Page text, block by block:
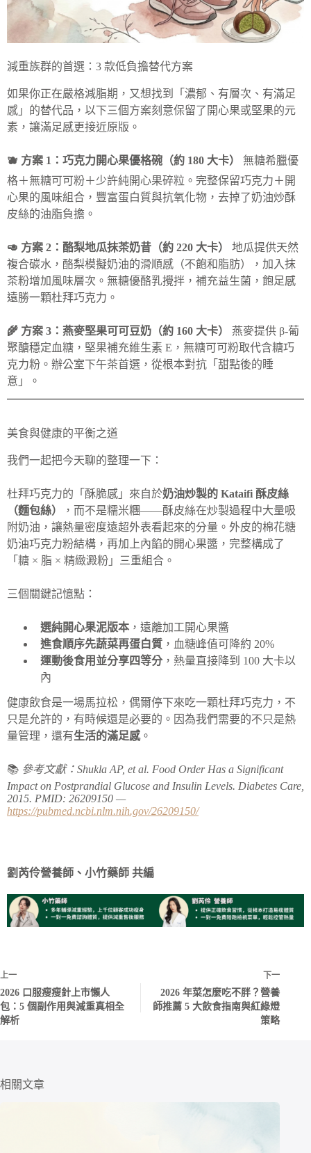
減重族群的首選：3 款低負擔替代方案
如果你正在嚴格減脂期，又想找到「濃郁、有層次、有滿足
感」的替代品，以下三個方案刻意保留了開心果或堅果的元
素，讓滿足感更接近原版。
🫐 方案 1：巧克力開心果優格碗（約 180 大卡）
無糖希臘優
格＋無糖可可粉＋少許純開心果碎粒。完整保留巧克力＋開
心果的風味組合，豐富蛋白質與抗氧化物，去掉了奶油炒酥
皮絲的油脂負擔。
🥑 方案 2：酪梨地瓜抹茶奶昔（約 220 大卡）
地瓜提供天然
複合碳水，酪梨模擬奶油的滑順感（不飽和脂肪），加入抹
茶粉增加風味層次。無糖優酪乳攪拌，補充益生菌，飽足感
遠勝一顆杜拜巧克力。
🌾 方案 3：燕麥堅果可可豆奶（約 160 大卡）
燕麥提供 β-葡
聚醣穩定血糖，堅果補充維生素 E，無糖可可粉取代含糖巧
克力粉。辦公室下午茶首選，從根本對抗「甜點後的睡
意」。
美食與健康的平衡之道
我們一起把今天聊的整理一下：
杜拜巧克力的「酥脆感」來自於奶油炒製的 Kataifi 酥皮絲
（麵包絲）
，而不是糯米糰——酥皮絲在炒製過程中大量吸
附奶油，讓熱量密度遠超外表看起來的分量。外皮的棉花糖
奶油巧克力粉結構，再加上內餡的開心果醬，完整構成了
「糖 × 脂 × 精緻澱粉」三重組合。
三個關鍵記憶點：
選純開心果泥版本 ，遠離加工開心果醬
進食順序先蔬菜再蛋白質 ，血糖峰值可降約 20%
運動後食用並分享四等分，熱量直接降到 100 大卡以
內
健康飲食是一場馬拉松，偶爾停下來吃一顆杜拜巧克力，不
只是允許的，有時候還是必要的。因為我們需要的不只是熱
量管理，還有生活的滿足感。
📚 參考文獻：Shukla AP, et al. Food Order Has a Significant
Impact on Postprandial Glucose and Insulin Levels. Diabetes Care,
2015. PMID: 26209150 —
https://pubmed.ncbi.nlm.nih.gov/26209150/
劉芮伶營養師、小竹藥師 共編
上一
2026 口服瘦瘦針上市懶人
包：5 個副作用與減重真相全
解析
下一
2026 年菜怎麼吃不胖？營養
師推薦 5 大飲食指南與紅綠燈
策略
相關文章